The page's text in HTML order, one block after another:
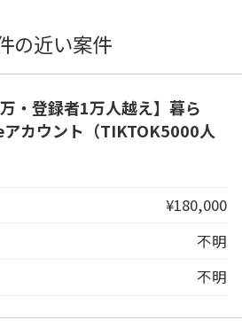
の近い案件
・登録者1万人越え】暮ら
カウント（TIKTOK5000人
¥180,000
不明
不明